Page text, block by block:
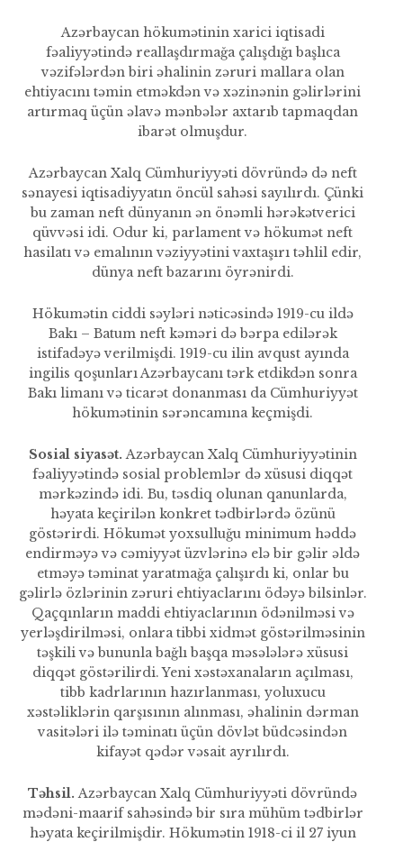
Azərbaycan hökumətinin xarici iqtisadi
fəaliyyətində reallaşdırma­ğa çalışdığı başlıca
vəzifələrdən biri əhalinin zəruri mallara olan
ehtiyacını təmin etməkdən və xəzinənin gəlirlərini
artırmaq üçün əlavə mənbələr axtarıb tapmaq­dan
ibarət olmuşdur.
Azərbaycan Xalq Cümhuriyyəti dövründə də neft
sənayesi iqtisadiyyatın öncül sahəsi sayılırdı. Çünki
bu zaman neft dünyanın ən önəmli hərəkətverici
qüvvəsi idi. Odur ki, parlament və hökumət neft
hasilatı və emalının vəziyyətini vaxtaşırı təhlil edir,
dünya neft bazarını öyrənirdi.
Hökumətin ciddi səyləri nəticəsində 1919-cu ildə
Bakı – Batum neft kəməri də bərpa edilərək
istifadəyə verilmiş­di. 1919-cu ilin avqust ayında
ingilis qoşunları Azərbaycanı tərk etdikdən sonra
Bakı limanı və ticarət donanması da Cümhuriyyət
hökumətinin sərəncamına keç­mişdi.
Sosial siyasət.Azərbaycan Xalq Cümhuriyyətinin
fəaliyyətində sosial problemlər də xüsusi diqqət
mərkəzində idi. Bu, təsdiq olunan qanunlarda,
həyata keçirilən konk­ret tədbirlərdə özünü
göstərirdi. Hökumət yoxsulluğu minimum həddə
endirməyə və cəmiyyət üzvlərinə elə bir gəlir əldə
etməyə təminat yaratmağa çalışırdı ki, onlar bu
gəlirlə özlərinin zəruri ehtiyaclarını ödəyə bilsinlər.
Qaçqınların maddi ehtiyaclarının ödənilməsi və
yerləşdirilməsi, onlara tibbi xidmət göstərilməsinin
təşkili və bununla bağlı baş­qa məsələlərə xüsusi
diqqət göstərilirdi. Yeni xəstəxanaların açılması,
tibb kadrlarının hazırlan­ması, yoluxucu
xəstəliklərin qar­şısının alınması, əhalinin dərman
vasitələri ilə təminatı üçün dövlət büdcəsindən
kifayət qədər vəsait ayrılırdı.
Təhsil.Azərbaycan Xalq Cümhuriyyəti dövründə
mədəni-maarif sahəsində bir sıra mühüm tədbirlər
həyata keçirilmişdir. Hökumətin 1918-ci il 27 iyun